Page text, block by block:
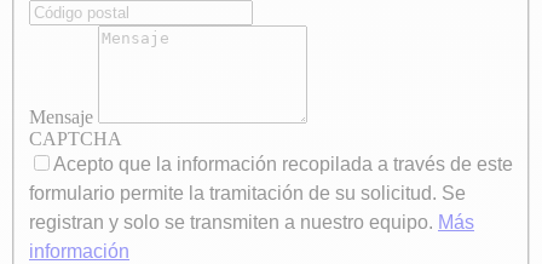
Mensaje
CAPTCHA
Acepto que la información recopilada a través de este
formulario permite la tramitación de su solicitud. Se
registran y solo se transmiten a nuestro equipo. Más
información